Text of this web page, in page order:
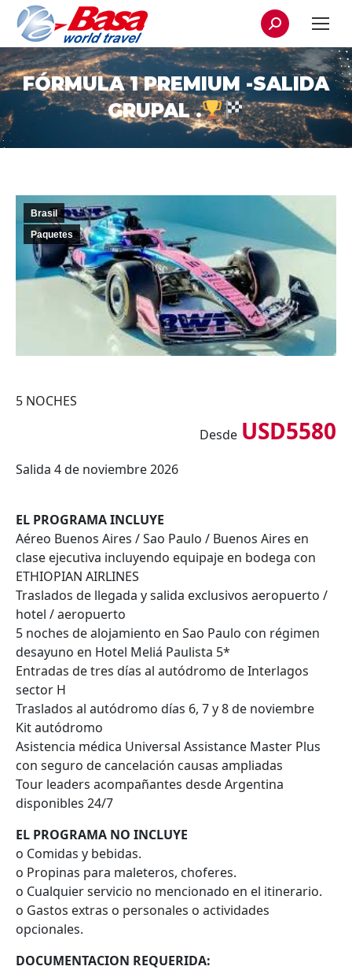
Buscar:
FÓRMULA 1 PREMIUM -SALIDA
GRUPAL .
Brasil
Paquetes
5 NOCHES
Desde USD5580
Salida 4 de noviembre 2026
EL PROGRAMA INCLUYE
Aéreo Buenos Aires / Sao Paulo / Buenos Aires en
clase ejecutiva incluyendo equipaje en bodega con
ETHIOPIAN AIRLINES
Traslados de llegada y salida exclusivos aeropuerto /
hotel / aeropuerto
5 noches de alojamiento en Sao Paulo con régimen
desayuno en Hotel Meliá Paulista 5*
Entradas de tres días al autódromo de Interlagos
sector H
Traslados al autódromo días 6, 7 y 8 de noviembre
Kit autódromo
Asistencia médica Universal Assistance Master Plus
con seguro de cancelación causas ampliadas
Tour leaders acompañantes desde Argentina
disponibles 24/7
EL PROGRAMA NO INCLUYE
o Comidas y bebidas.
o Propinas para maleteros, choferes.
o Cualquier servicio no mencionado en el itinerario.
o Gastos extras o personales o actividades
opcionales.
DOCUMENTACION REQUERIDA: